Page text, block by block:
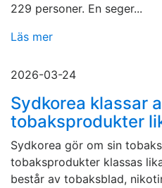
229 personer. En seger...
Läs mer
2026-03-24
Sydkorea klassar
tobaksprodukter
Sydkorea gör om sin
tobaksprodukter klassas
består av tobaksblad,